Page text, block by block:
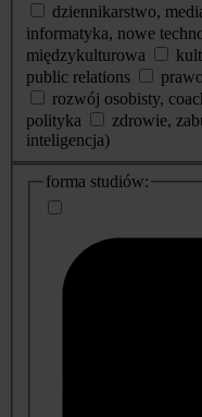
dziennikarstwo,
informatyka, nowe
międzykulturowa
public relations
prawo
rozwój osobisty,
polityka
zdrowie,
inteligencja)
dodatkowe
informacje
forma studiów: